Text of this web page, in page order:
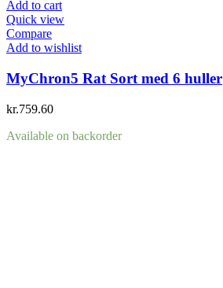
Add to cart
Quick view
Compare
Add to wishlist
MyChron5 Rat Sort med 6 huller
kr.759.60
Available on backorder